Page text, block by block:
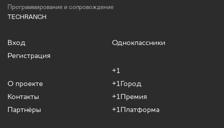
Программирование и сопровождение
TECHRANCH
Вход
Регистрация
О проекте
Контакты
Партнёры
Одноклассники
+1
+1Город
+1Премия
+1Платформа